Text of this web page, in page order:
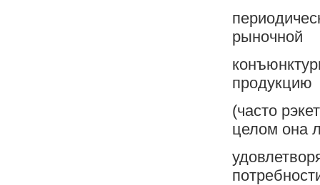
рыночной
продукцию
(часто
целом она